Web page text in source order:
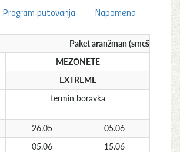
Program putovanja Napomena
Paket aranžman (smeštaj +
MEZONETE
EXTREME
termin boravka
26.05
05.06
05.06
15.06